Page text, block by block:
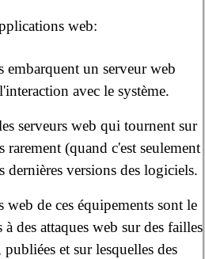
web:
embarquent un serveur web
avec le système.
serveurs web qui tournent sur
rarement (quand c'est seulement
dernières versions des logiciels.
web de ces équipements sont le
des attaques web sur des failles
et sur lesquelles des